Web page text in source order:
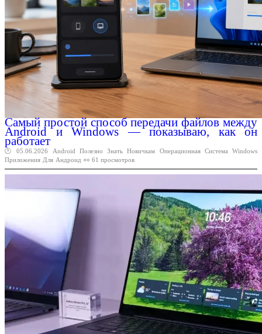
Cамый простой способ передачи файлов между
Android и Windows — показываю, как он
работает
🕑 05.06.2026 Android Полезно Знать Новичкам Операционная Система
Windows
Приложения Для Андроид 👀 61 просмотров